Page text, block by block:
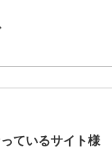
ているサイト様